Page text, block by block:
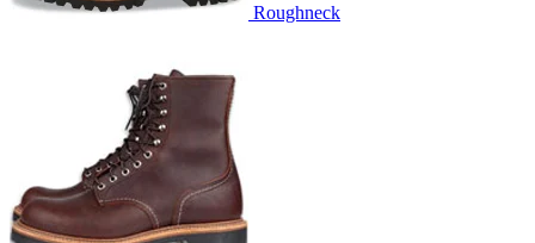
Roughneck